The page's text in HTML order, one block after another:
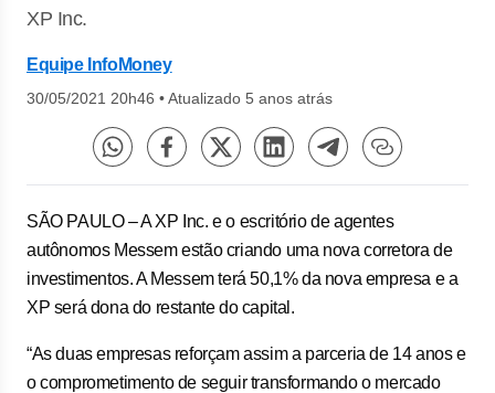
XP Inc.
Equipe InfoMoney
30/05/2021 20h46 •Atualizado 5 anos atrás
SÃO PAULO – A XP Inc. e o escritório de agentes
autônomos Messem estão criando uma nova corretora de
investimentos. A Messem terá 50,1% da nova empresa e a
XP será dona do restante do capital.
“As duas empresas reforçam assim a parceria de 14 anos e
o comprometimento de seguir transformando o mercado